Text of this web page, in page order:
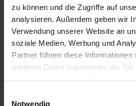
zu können und die Zugriffe auf
analysieren. Außerdem geben wir
Verwendung unserer Website an
soziale Medien, Werbung und
Partner führen diese
weiteren Daten zusammen, die Sie
haben oder die sie im Rahmen
Notwendig
1 GRANIT
Auf Lager
Lieferung
16,81 € / St